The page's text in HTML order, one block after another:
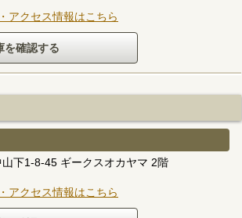
アクセス情報はこちら
下1-8-45 ギークスオカヤマ 2階
アクセス情報はこちら